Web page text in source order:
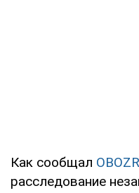
Как сообщал
расследование